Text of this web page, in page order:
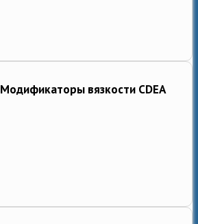
Модификаторы вязкости CDEA